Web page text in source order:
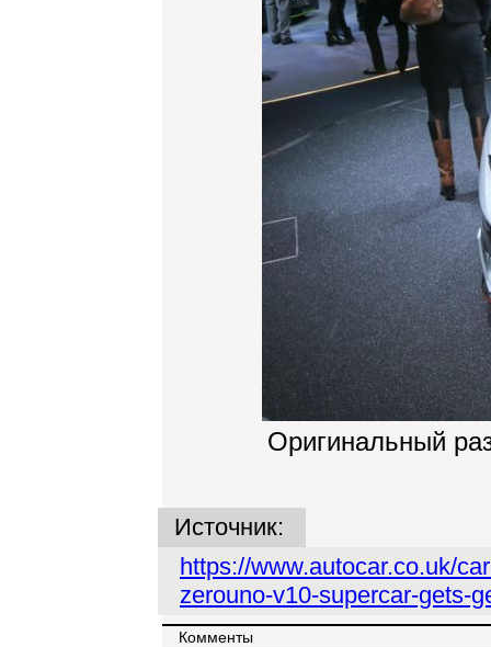
Оригинальный
Источник:
https://www.autocar.co.uk/
zerouno-v10-supercar-gets-
Комменты